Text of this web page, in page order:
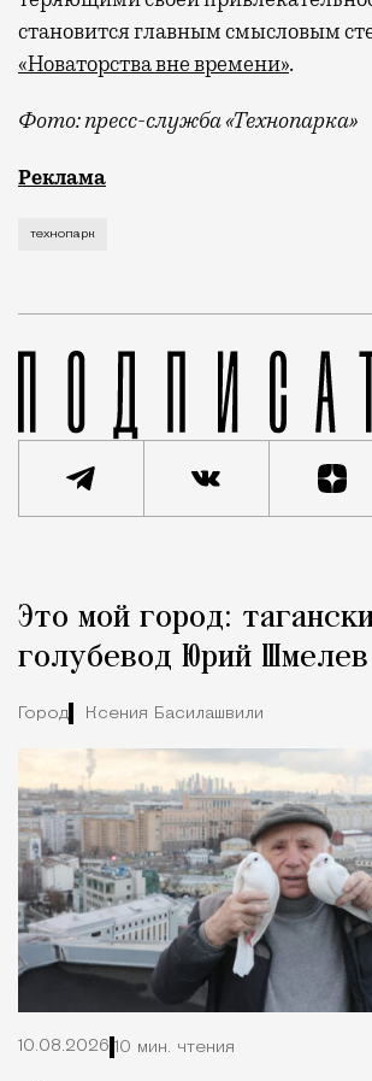
становится главным смысловым
«Новаторства вне времени».
Фото: пресс-служба «Технопарка»
Рекламные кампании техники
Реклама
технопарк
Город
Это мой город:
голубевод Юрий Шмелев
Город Ксения Басилашвили
10.08.2026 10 мин. чтения